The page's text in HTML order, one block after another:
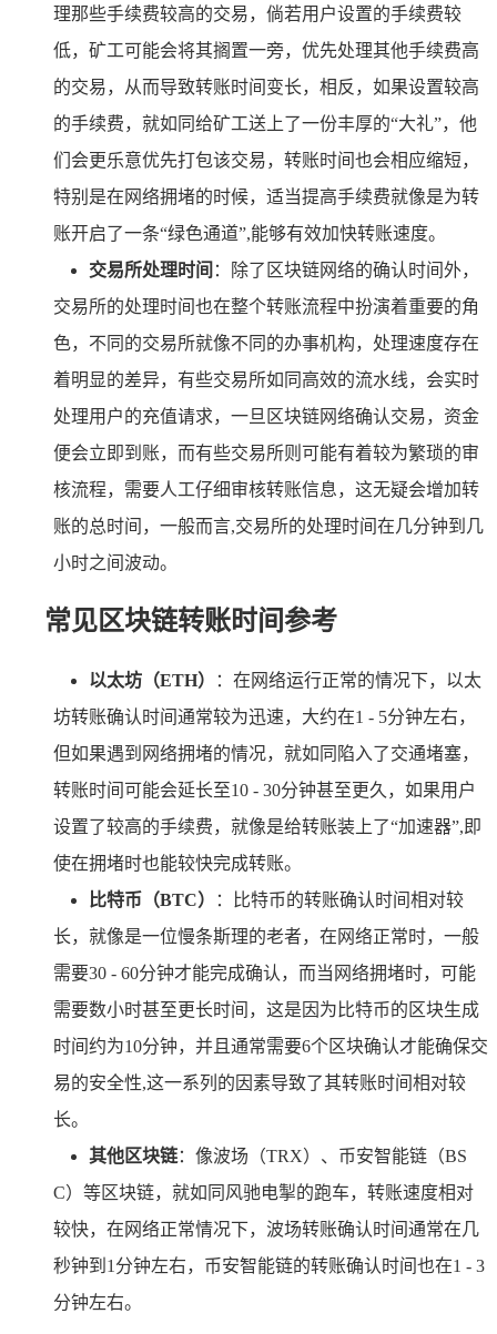
理那些手续费较高的交易，倘若用户设置的手续费较
低，矿工可能会将其搁置一旁，优先处理其他手续费高
的交易，从而导致转账时间变长，相反，如果设置较高
的手续费，就如同给矿工送上了一份丰厚的“大礼”，他
们会更乐意优先打包该交易，转账时间也会相应缩短，
特别是在网络拥堵的时候，适当提高手续费就像是为转
账开启了一条“绿色通道”,能够有效加快转账速度。
交易所处理时间 ：除了区块链网络的确认时间外，
交易所的处理时间也在整个转账流程中扮演着重要的角
色，不同的交易所就像不同的办事机构，处理速度存在
着明显的差异，有些交易所如同高效的流水线，会实时
处理用户的充值请求，一旦区块链网络确认交易，资金
便会立即到账，而有些交易所则可能有着较为繁琐的审
核流程，需要人工仔细审核转账信息，这无疑会增加转
账的总时间，一般而言,交易所的处理时间在几分钟到几
小时之间波动。
常见区块链转账时间参考
以太坊（ETH）
：在网络运行正常的情况下，以太
坊转账确认时间通常较为迅速，大约在1 - 5分钟左右，
但如果遇到网络拥堵的情况，就如同陷入了交通堵塞，
转账时间可能会延长至10 - 30分钟甚至更久，如果用户
设置了较高的手续费，就像是给转账装上了“加速器”,即
使在拥堵时也能较快完成转账。
比特币（BTC）
：比特币的转账确认时间相对较
长，就像是一位慢条斯理的老者，在网络正常时，一般
需要30 - 60分钟才能完成确认，而当网络拥堵时，可能
需要数小时甚至更长时间，这是因为比特币的区块生成
时间约为10分钟，并且通常需要6个区块确认才能确保交
易的安全性,这一系列的因素导致了其转账时间相对较
长。
其他区块链：像波场（TRX）、币安智能链（BS
C）等区块链，就如同风驰电掣的跑车，转账速度相对
较快，在网络正常情况下，波场转账确认时间通常在几
秒钟到1分钟左右，币安智能链的转账确认时间也在1 - 3
分钟左右。